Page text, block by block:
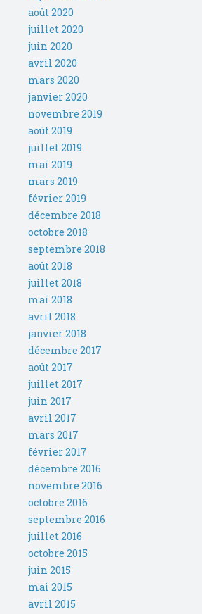
août 2020
juillet 2020
juin 2020
avril 2020
mars 2020
janvier 2020
novembre 2019
août 2019
juillet 2019
mai 2019
mars 2019
février 2019
décembre 2018
octobre 2018
septembre 2018
août 2018
juillet 2018
mai 2018
avril 2018
janvier 2018
décembre 2017
août 2017
juillet 2017
juin 2017
avril 2017
mars 2017
février 2017
décembre 2016
novembre 2016
octobre 2016
septembre 2016
juillet 2016
octobre 2015
juin 2015
mai 2015
avril 2015